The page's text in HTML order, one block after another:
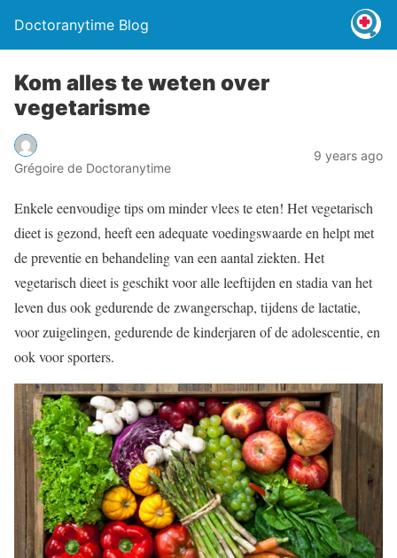
Doctoranytime Blog
Kom alles te weten over
vegetarisme
Grégoire de Doctoranytime
9 years ago
Enkele eenvoudige tips om minder vlees te eten! Het vegetarisch
dieet is gezond, heeft een adequate voedingswaarde en helpt met
de preventie en behandeling van een aantal ziekten. Het
vegetarisch dieet is geschikt voor alle leeftijden en stadia van het
leven dus ook gedurende de zwangerschap, tijdens de lactatie,
voor zuigelingen, gedurende de kinderjaren of de adolescentie, en
ook voor sporters.